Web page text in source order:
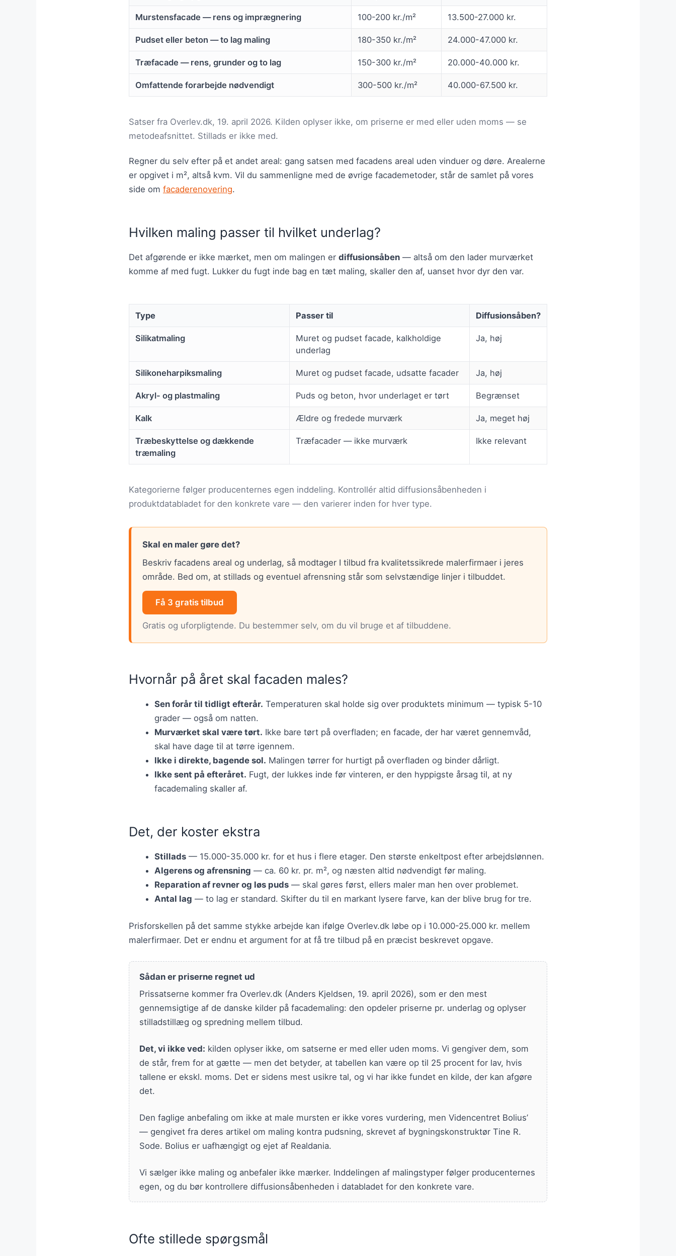
Murstensfacade — rens og imprægnering 100-200 kr./m² 13.500-27.000 kr.
Pudset eller beton — to lag maling 180-350 kr./m² 24.000-47.000 kr.
Træfacade — rens, grunder og to lag 150-300 kr./m² 20.000-40.000 kr.
Omfattende forarbejde nødvendigt 300-500 kr./m² 40.000-67.500 kr.
Satser fra Overlev.dk, 19. april 2026. Kilden oplyser ikke, om priserne er med eller uden moms — se
metodeafsnittet. Stillads er ikke med.
Regner du selv efter på et andet areal: gang satsen med facadens areal uden vinduer og døre. Arealerne
er opgivet i m², altså kvm. Vil du sammenligne med de øvrige facademetoder, står de samlet på vores
side om facaderenovering.
Hvilken maling passer til hvilket underlag?
Det afgørende er ikke mærket, men om malingen er diffusionsåben — altså om den lader murværket
komme af med fugt. Lukker du fugt inde bag en tæt maling, skaller den af, uanset hvor dyr den var.
Type Passer til Diffusionsåben?
Silikatmaling
Muret og pudset facade, kalkholdige
underlag
Ja, høj
Silikoneharpiksmaling Muret og pudset facade, udsatte facader Ja, høj
Akryl- og plastmaling Puds og beton, hvor underlaget er tørt Begrænset
Kalk Ældre og fredede murværk Ja, meget høj
Træbeskyttelse og dækkende
træmaling
Træfacader — ikke murværk Ikke relevant
Kategorierne følger producenternes egen inddeling. Kontrollér altid diffusionsåbenheden i
produktdatabladet for den konkrete vare — den varierer inden for hver type.
Skal en maler gøre det?
Beskriv facadens areal og underlag, så modtager I tilbud fra kvalitetssikrede malerfirmaer i jeres
område. Bed om, at stillads og eventuel afrensning står som selvstændige linjer i tilbuddet.
Få 3 gratis tilbud
Gratis og uforpligtende. Du bestemmer selv, om du vil bruge et af tilbuddene.
Hvornår på året skal facaden males?
Sen forår til tidligt efterår. Temperaturen skal holde sig over produktets minimum — typisk 5-10
grader — også om natten.
Murværket skal være tørt. Ikke bare tørt på overfladen; en facade, der har været gennemvåd,
skal have dage til at tørre igennem.
Ikke i direkte, bagende sol. Malingen tørrer for hurtigt på overfladen og binder dårligt.
Ikke sent på efteråret. Fugt, der lukkes inde før vinteren, er den hyppigste årsag til, at ny
facademaling skaller af.
Det, der koster ekstra
Stillads — 15.000-35.000 kr. for et hus i flere etager. Den største enkeltpost efter arbejdslønnen.
Algerens og afrensning — ca. 60 kr. pr. m², og næsten altid nødvendigt før maling.
Reparation af revner og løs puds — skal gøres først, ellers maler man hen over problemet.
Antal lag — to lag er standard. Skifter du til en markant lysere farve, kan der blive brug for tre.
Prisforskellen på det samme stykke arbejde kan ifølge Overlev.dk løbe op i 10.000-25.000 kr. mellem
malerfirmaer. Det er endnu et argument for at få tre tilbud på en præcist beskrevet opgave.
Sådan er priserne regnet ud
Prissatserne kommer fra Overlev.dk (Anders Kjeldsen, 19. april 2026), som er den mest
gennemsigtige af de danske kilder på facademaling: den opdeler priserne pr. underlag og oplyser
stilladstillæg og spredning mellem tilbud.
Det, vi ikke ved: kilden oplyser ikke, om satserne er med eller uden moms. Vi gengiver dem, som
de står, frem for at gætte — men det betyder, at tabellen kan være op til 25 procent for lav, hvis
tallene er ekskl. moms. Det er sidens mest usikre tal, og vi har ikke fundet en kilde, der kan afgøre
det.
Den faglige anbefaling om ikke at male mursten er ikke vores vurdering, men Videncentret Bolius’
— gengivet fra deres artikel om maling kontra pudsning, skrevet af bygningskonstruktør Tine R.
Sode. Bolius er uafhængigt og ejet af Realdania.
Vi sælger ikke maling og anbefaler ikke mærker. Inddelingen af malingstyper følger producenternes
egen, og du bør kontrollere diffusionsåbenheden i databladet for den konkrete vare.
Ofte stillede spørgsmål